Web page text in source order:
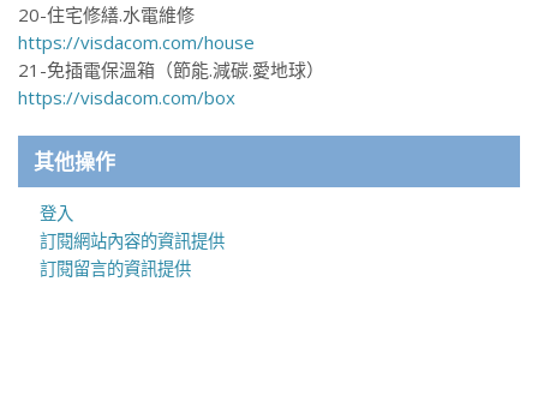
20-住宅修繕.水電維修
https://visdacom.com/house
21-免插電保溫箱（節能.減碳.愛地球）
https://visdacom.com/box
其他操作
登入
訂閱網站內容的資訊提供
訂閱留言的資訊提供